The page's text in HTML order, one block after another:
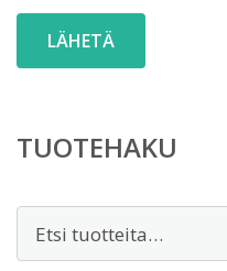
TUOTEHAKU